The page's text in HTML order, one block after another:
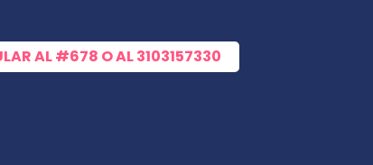
AL#678 O AL3103157330